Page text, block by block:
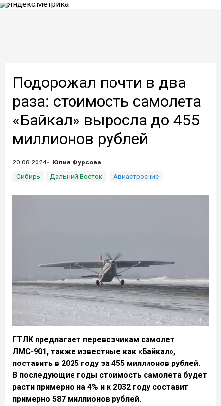
Подорожал почти в два
раза: стоимость самолета
«Байкал» выросла до 455
миллионов рублей
20.08.2024
Юлия Фурсова
Сибирь
Дальний Восток Авиастроение
ГТЛК предлагает перевозчикам самолет
ЛМС-901, также известные как «Байкал»,
поставить в 2025 году за 455 миллионов рублей.
В последующие годы стоимость самолета будет
расти примерно на 4% и к 2032 году составит
примерно 587 миллионов рублей.